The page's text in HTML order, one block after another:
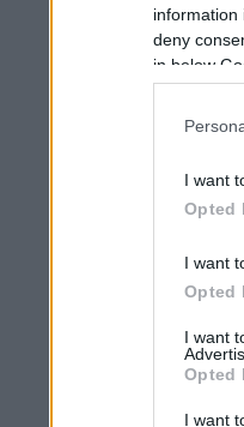
information
deny
in below
I want
Opted
I want
Opted
I want
Opted
I want